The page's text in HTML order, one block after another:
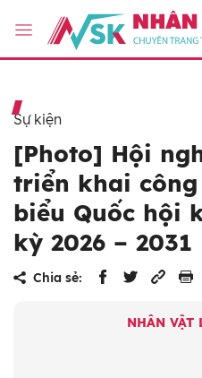
Sự kiện
[Photo] Hội
triển khai
biểu Quốc hội
kỳ 2026 – 2031
Chia sẻ:
NHÂN VẬT